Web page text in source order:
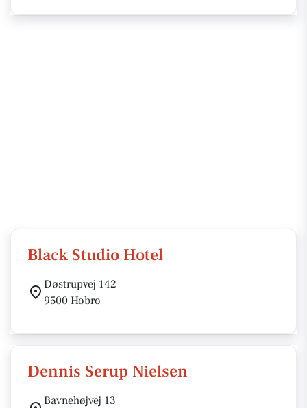
Black Studio Hotel
Døstrupvej 142
9500 Hobro
Dennis Serup Nielsen
Bavnehøjvej 13